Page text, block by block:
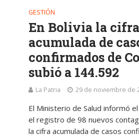
GESTIÓN
En Bolivia la cifra
acumulada de
confirmados de
subió a 144.592
La Patria 29 de noviembre de
El Ministerio de Salud informó
el registro de 98 nuevos
la cifra acumulada de casos